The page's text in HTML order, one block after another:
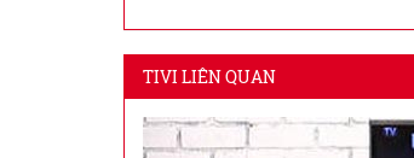
TIVI LIÊN QUAN